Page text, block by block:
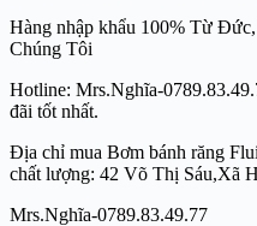
Hàng nhập khẩu 100% Từ
Chúng Tôi
Hotline: Mrs.Nghĩa-
đãi tốt nhất.
Địa chỉ mua Bơm bánh răng
chất lượng: 42 Võ Thị Sáu,Xã
Mrs.Nghĩa-0789.83.49.77